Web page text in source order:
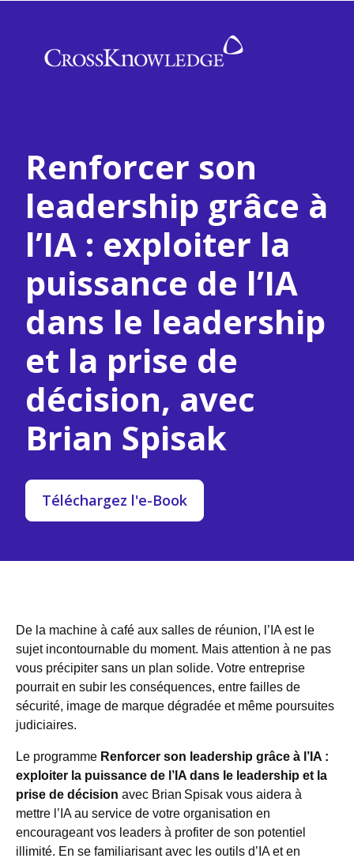
Renforcer son
leadership grâce à
l’IA : exploiter la
puissance de l’IA
dans le leadership
et la prise de
décision, avec
Brian Spisak
Téléchargez l'e-Book
De la machine à café aux salles de réunion, l’IA est le
sujet incontournable du moment. Mais attention à ne pas
vous précipiter sans un plan solide. Votre entreprise
pourrait en subir les conséquences, entre failles de
sécurité, image de marque dégradée et même poursuites
judiciaires.
Le programme Renforcer son leadership grâce à l’IA :
exploiter la puissance de l’IA dans le leadership et la
prise de décision avec Brian Spisak vous aidera à
mettre l’IA au service de votre organisation en
encourageant vos leaders à profiter de son potentiel
illimité. En se familiarisant avec les outils d’IA et en